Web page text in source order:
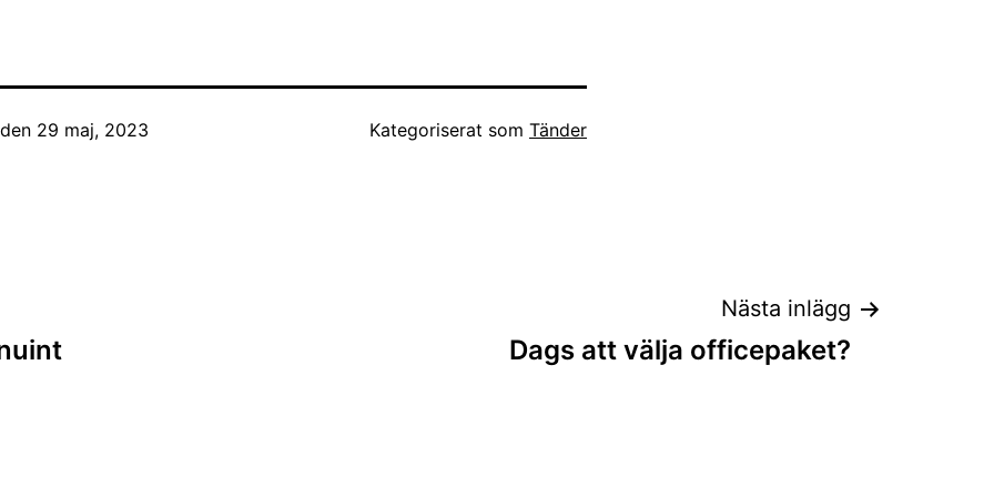
29 maj, 2023 Kategoriserat som Tänder
Nästa inlägg
Dags att välja officepaket?